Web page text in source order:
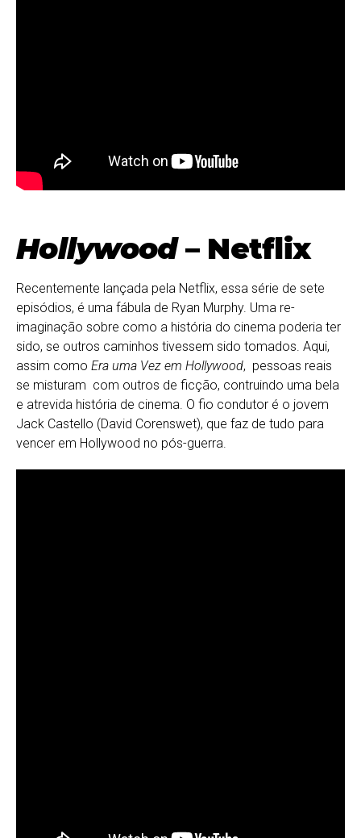
Hollywood– Netflix
Recentemente lançada pela Netflix, essa série de sete
episódios, é uma fábula de Ryan Murphy. Uma re-
imaginação sobre como a história do cinema poderia ter
sido, se outros caminhos tivessem sido tomados. Aqui,
assim como Era uma Vez em Hollywood, pessoas reais
se misturam com outros de ficção, contruindo uma bela
e atrevida história de cinema. O fio condutor é o jovem
Jack Castello (David Corenswet), que faz de tudo para
vencer em Hollywood no pós-guerra.